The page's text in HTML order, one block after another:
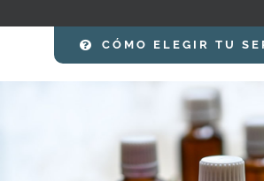
INICIO
CÓMO ELEGIR TU